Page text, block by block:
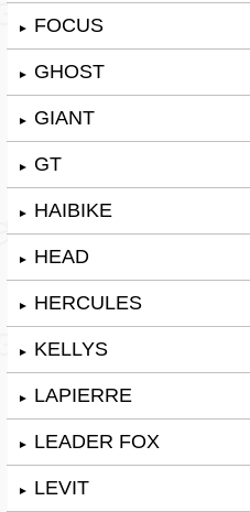
► FOCUS
► GHOST
► GIANT
► GT
► HAIBIKE
► HEAD
► HERCULES
► KELLYS
► LAPIERRE
► LEADER FOX
► LEVIT